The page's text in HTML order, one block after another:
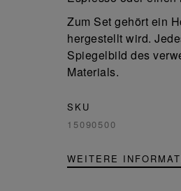
Zum Set gehört ein
hergestellt wird.
Spiegelbild des
Materials.
SKU
15090500
WEITERE